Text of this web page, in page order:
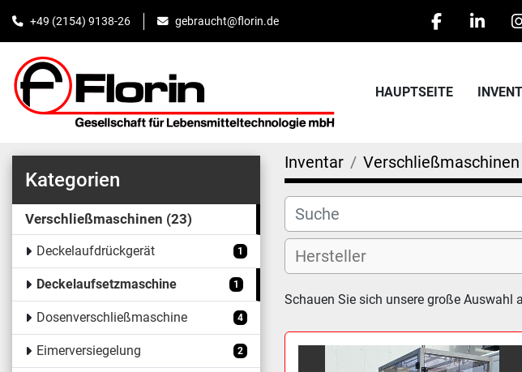
+49 (2154) 9138-26 gebraucht@florin.de
facebook
HAUPTSEITE
Kategorien
Verschließmaschinen 23
Deckelaufdrückgerät 1
Deckelaufsetzmaschine 1
Dosenverschließmaschine 4
Eimerversiegelung 2
Inventar Verschließmaschinen
Schauen Sie sich unsere große Auswahl